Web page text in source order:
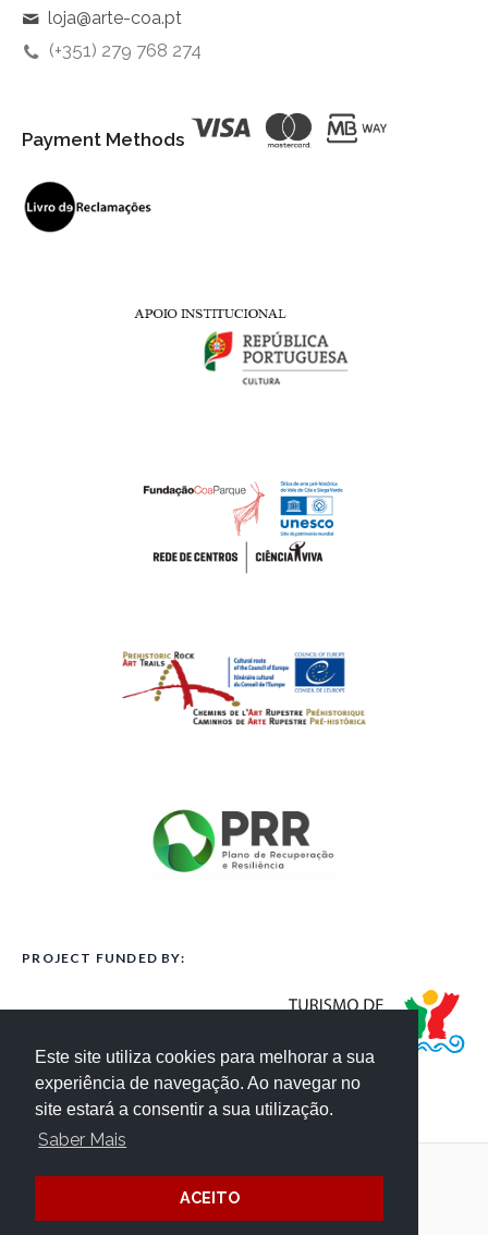
Este site utiliza cookies para melhorar a sua
experiência de navegação. Ao navegar no
site estará a consentir a sua utilização.
Saber Mais
ACEITO
loja@arte-coa.pt
(+351) 279 768 274
Payment Methods
PROJECT FUNDED BY: